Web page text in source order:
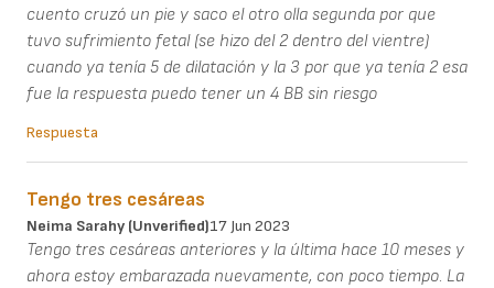
cuento cruzó un pie y saco el otro olla segunda por que
tuvo sufrimiento fetal (se hizo del 2 dentro del vientre)
cuando ya tenía 5 de dilatación y la 3 por que ya tenía 2 esa
fue la respuesta puedo tener un 4 BB sin riesgo
Respuesta
Tengo tres cesáreas
Neima Sarahy (unverified)17 Jun 2023
Tengo tres cesáreas anteriores y la última hace 10 meses y
ahora estoy embarazada nuevamente, con poco tiempo. La